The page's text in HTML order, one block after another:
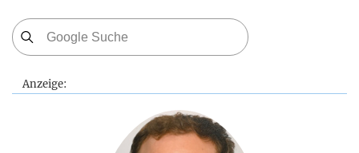
Anzeige: